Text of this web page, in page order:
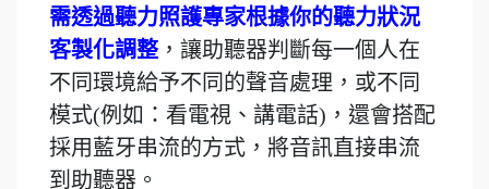
需透過聽力照護專家根據你的聽力狀況
客製化調整，讓助聽器判斷每一個人在
不同環境給予不同的聲音處理，或不同
模式(例如：看電視、講電話)，還會搭配
採用藍牙串流的方式，將音訊直接串流
到助聽器。